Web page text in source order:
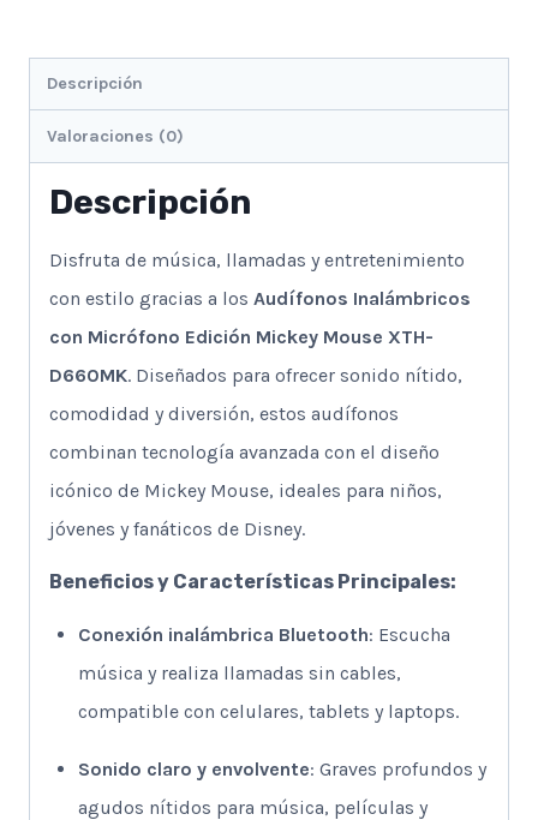
Descripción
Valoraciones (0)
Descripción
Disfruta de música, llamadas y entretenimiento
con estilo gracias a los Audífonos Inalámbricos
con Micrófono Edición Mickey Mouse XTH-
D660MK. Diseñados para ofrecer sonido nítido,
comodidad y diversión, estos audífonos
combinan tecnología avanzada con el diseño
icónico de Mickey Mouse, ideales para niños,
jóvenes y fanáticos de Disney.
Beneficios y Características Principales:
Conexión inalámbrica Bluetooth: Escucha
música y realiza llamadas sin cables,
compatible con celulares, tablets y laptops.
Sonido claro y envolvente: Graves profundos y
agudos nítidos para música, películas y